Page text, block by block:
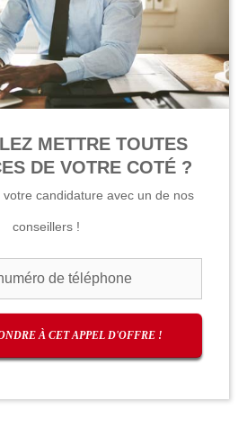
METTRE TOUTES
DE VOTRE COTÉ ?
candidature avec un de nos
conseillers !